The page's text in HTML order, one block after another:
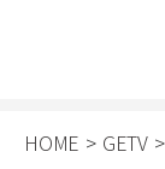
HOME > GETV >